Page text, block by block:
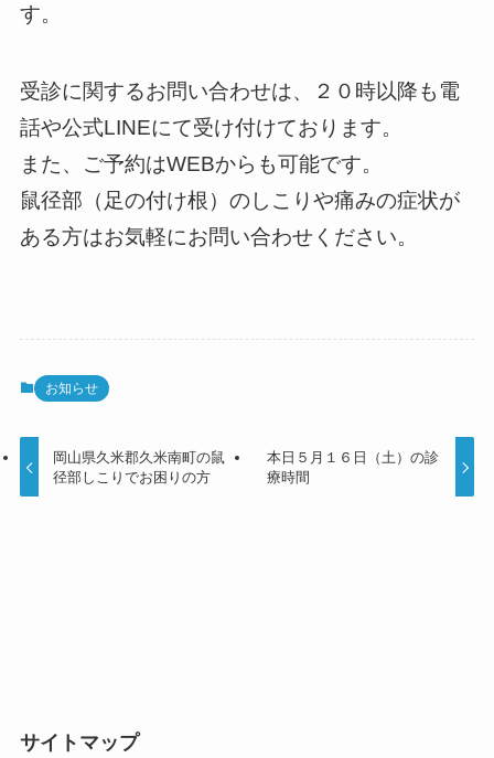
す。
受診に関するお問い合わせは、２０時以降も電
話や公式LINEにて受け付けております。
また、ご予約はWEBからも可能です。
鼠径部（足の付け根）のしこりや痛みの症状が
ある方はお気軽にお問い合わせください。
お知らせ
岡山県久米郡久米南町の鼠
径部しこりでお困りの方
本日５月１６日（土）の診
療時間
サイトマップ